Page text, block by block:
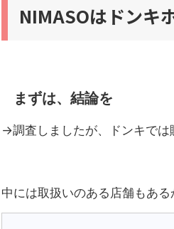
NIMASOはドンキ
まずは、結論を
→調査しましたが、ドンキでは
中には取扱いのある店舗もあ